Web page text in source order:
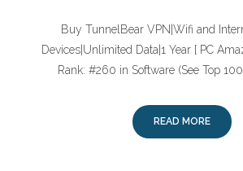
Buy TunnelBear VPN|Wifi and
Devices|Unlimited Data|1 Year [ PC
Rank: #260 in Software (See Top
READ MORE